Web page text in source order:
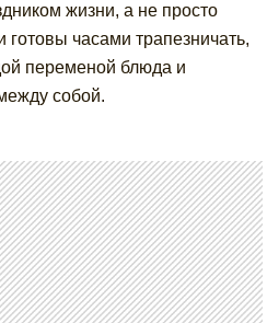
жизни, а не просто
часами трапезничать,
переменой блюда и
собой.